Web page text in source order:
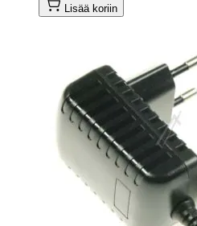
Lisää koriin